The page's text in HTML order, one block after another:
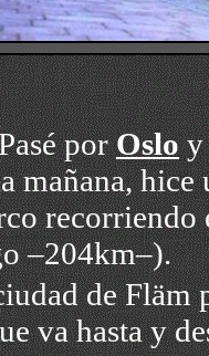
porOsloy
mañana,
recorriendo
–204km–).
de
va hasta y